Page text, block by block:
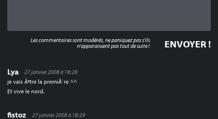
Lya
27 janvier 2008 à 18:28
je vais Ãªtre la premiÃ¨re ^^
Et vive le nord.
fistoz
27 janvier 2008 à 18:29
Les commentaires sont modérés, ne paniquez pas s'ils
n'apparaissent pas tout de suite !